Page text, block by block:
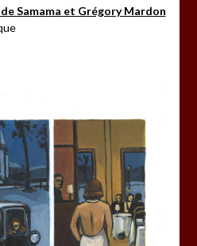
Samama et Grégory Mardon